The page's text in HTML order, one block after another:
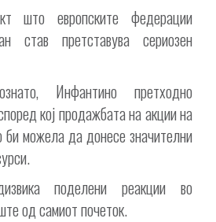
што европските федерации
став претставува сериозен
Инфантино претходно
кој продажбата на акции на
би можела да донесе значителни
поделени реакции во
од самиот почеток.